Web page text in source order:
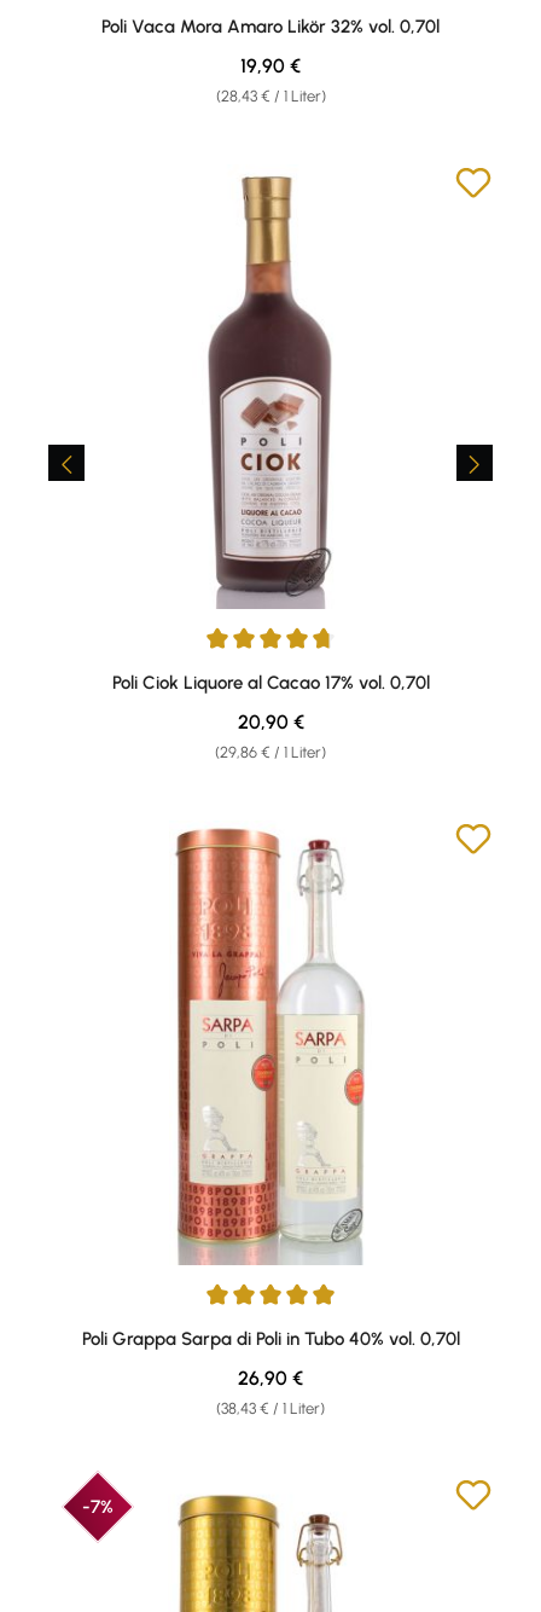
Durchschnittliche Bewertung von 4.78 von 5 Sternen
Poli Vaca Mora Amaro Likör 32% vol. 0,70l
(28,43 € / 1 Liter)
Regulärer Preis:
19,90 €
Durchschnittliche Bewertung von 4.75 von 5 Sternen
Poli Ciok Liquore al Cacao 17% vol. 0,70l
(29,86 € / 1 Liter)
Regulärer Preis:
20,90 €
Durchschnittliche Bewertung von 4.9 von 5 Sternen
Poli Grappa Sarpa di Poli in Tubo 40% vol. 0,70l
(38,43 € / 1 Liter)
Regulärer Preis:
26,90 €
-7%